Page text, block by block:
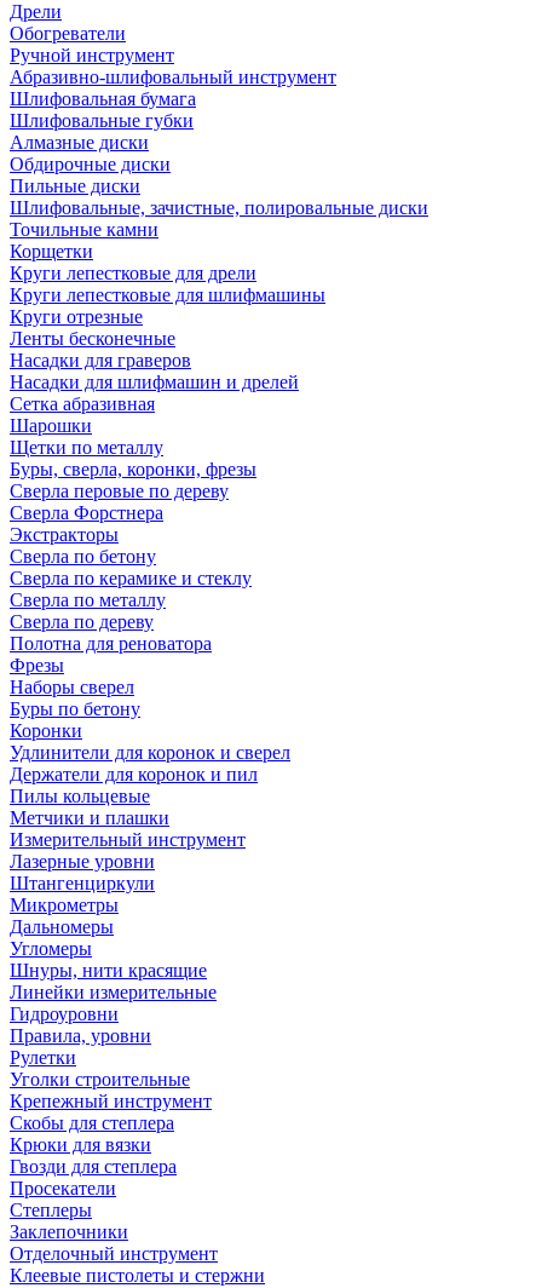
Дрели
Обогреватели
Ручной инструмент
Абразивно-шлифовальный инструмент
Шлифовальная бумага
Шлифовальные губки
Алмазные диски
Обдирочные диски
Пильные диски
Шлифовальные, зачистные, полировальные диски
Точильные камни
Корщетки
Круги лепестковые для дрели
Круги лепестковые для шлифмашины
Круги отрезные
Ленты бесконечные
Насадки для граверов
Насадки для шлифмашин и дрелей
Сетка абразивная
Шарошки
Щетки по металлу
Буры, сверла, коронки, фрезы
Сверла перовые по дереву
Сверла Форстнера
Экстракторы
Сверла по бетону
Сверла по керамике и стеклу
Сверла по металлу
Сверла по дереву
Полотна для реноватора
Фрезы
Наборы сверел
Буры по бетону
Коронки
Удлинители для коронок и сверел
Держатели для коронок и пил
Пилы кольцевые
Метчики и плашки
Измерительный инструмент
Лазерные уровни
Штангенциркули
Микрометры
Дальномеры
Угломеры
Шнуры, нити красящие
Линейки измерительные
Гидроуровни
Правила, уровни
Рулетки
Уголки строительные
Крепежный инструмент
Скобы для степлера
Крюки для вязки
Гвозди для степлера
Просекатели
Степлеры
Заклепочники
Отделочный инструмент
Клеевые пистолеты и стержни